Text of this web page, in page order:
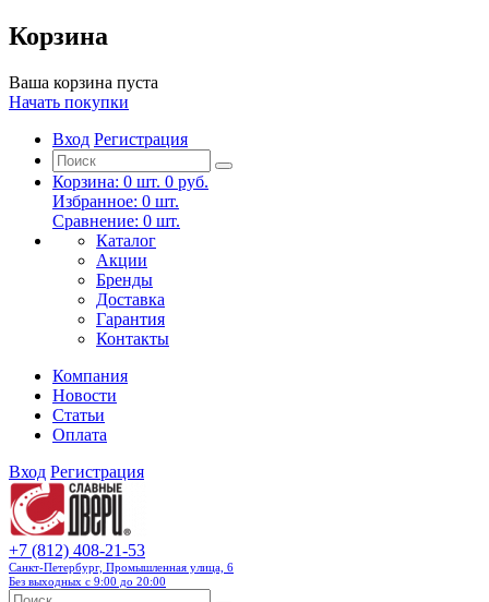
Корзина
Ваша корзина пуста
Начать покупки
Вход Регистрация
Корзина: 0 шт. 0 руб.
Избранное: 0 шт.
Сравнение: 0 шт.
Каталог
Акции
Бренды
Доставка
Гарантия
Контакты
Компания
Новости
Статьи
Оплата
Вход Регистрация
+7 (812) 408-21-53
Санкт-Петербург, Промышленная улица, 6
Без выходных с 9:00 до 20:00